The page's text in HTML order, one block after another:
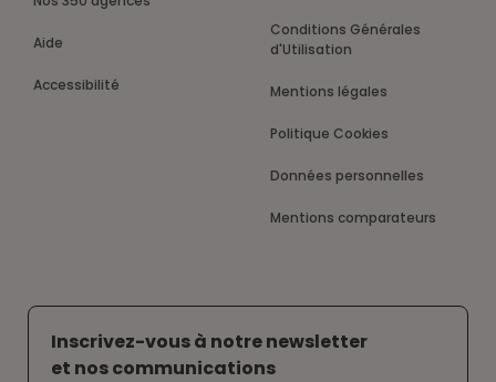
Aide
Accessibilité
Conditions Générales
d'Utilisation
Mentions légales
Politique Cookies
Données personnelles
Mentions comparateurs
Inscrivez-vous à notre newsletter
et nos communications